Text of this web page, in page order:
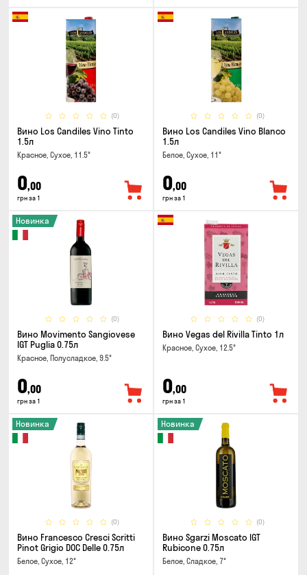
(0)
Вино Los Candiles Vino Tinto
1.5л
Красное, Сухое, 11.5°
0,00
грн за 1
(0)
Вино Los Candiles Vino Blanco
1.5л
Белое, Сухое, 11°
0,00
грн за 1
(0)
Новинка
Вино Movimento Sangiovese
IGT Puglia 0.75л
Красное, Полусладкое, 9.5°
0,00
грн за 1
(0)
Вино Vegas del Rivilla Tinto 1л
Красное, Сухое, 12.5°
0,00
грн за 1
(0)
Новинка
Вино Francesco Cresci Scritti
Pinot Grigio DOC Delle 0.75л
Белое, Сухое, 12°
(0)
Новинка
Вино Sgarzi Moscato IGT
Rubicone 0.75л
Белое, Сладкое, 7°